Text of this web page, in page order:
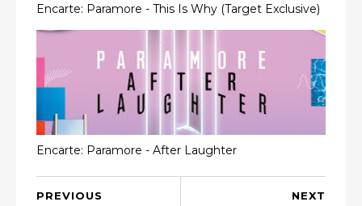
Encarte: Paramore - This Is Why (Target Exclusive)
Encarte: Paramore - After Laughter
NEXT
PREVIOUS